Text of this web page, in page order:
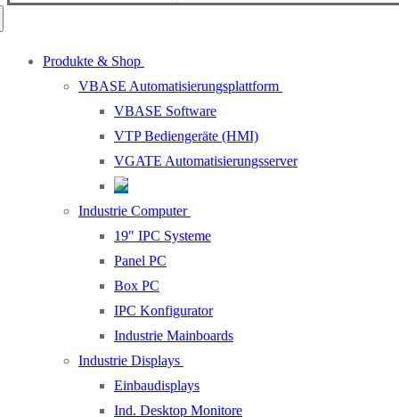
Produkte & Shop
VBASE Automatisierungsplattform
VBASE Software
VTP Bediengeräte (HMI)
VGATE Automatisierungsserver
Industrie Computer
19″ IPC Systeme
Panel PC
Box PC
IPC Konfigurator
Industrie Mainboards
Industrie Displays
Einbaudisplays
Ind. Desktop Monitore